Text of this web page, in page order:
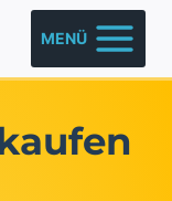
MENÜ